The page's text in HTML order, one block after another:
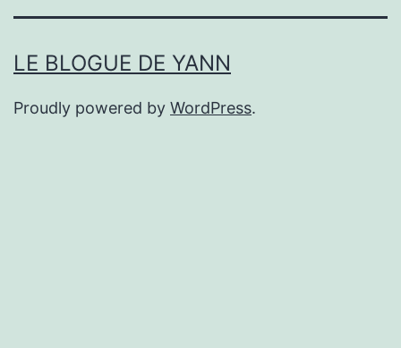
LE BLOGUE DE YANN
Proudly powered by WordPress.